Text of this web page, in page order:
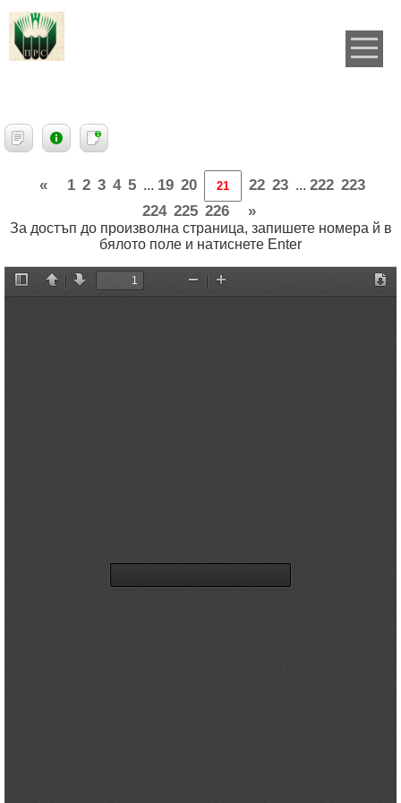
« 1 2 3 4 5 ... 19 20 22 23 ... 222 223
224 225 226 »
За достъп до произволна страница, запишете номера й в
бялото поле и натиснете Enter